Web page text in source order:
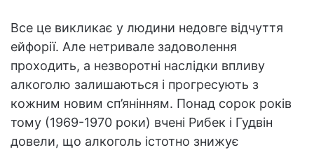
Все це викликає у людини недовге відчуття
ейфорії. Але нетривале задоволення
проходить, а незворотні наслідки впливу
алкоголю залишаються і прогресують з
кожним новим сп’янінням. Понад сорок років
тому (1969-1970 роки) вчені Рибек і Гудвін
довели, що алкоголь істотно знижує